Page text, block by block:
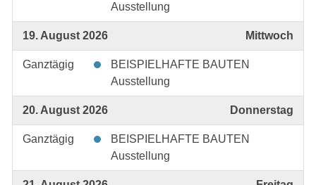
Ausstellung
19. August 2026 Mittwoch
Ganztägig
BEISPIELHAFTE BAUTEN
Ausstellung
20. August 2026 Donnerstag
Ganztägig
BEISPIELHAFTE BAUTEN
Ausstellung